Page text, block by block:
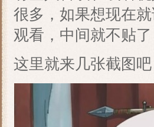
很多，如果想现在
观看，中间就不贴
这里就来几张截图